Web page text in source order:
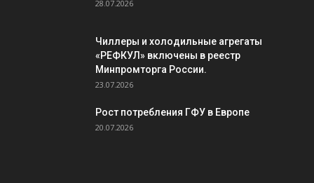
28.07.2026
Чиллеры и холодильные агрегаты
«РЕФКУЛ» включены в реестр
Минпромторга России.
23.07.2026
Рост потребления ГФУ в Европе
20.07.2026